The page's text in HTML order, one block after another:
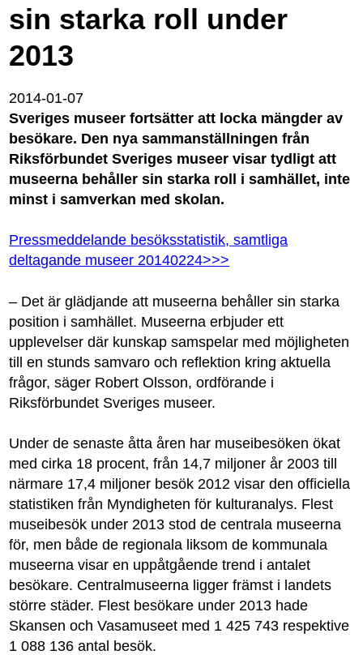
sin starka roll under
2013
2014-01-07
Sveriges museer fortsätter att locka mängder av
besökare. Den nya sammanställningen från
Riksförbundet Sveriges museer visar tydligt att
museerna behåller sin starka roll i samhället, inte
minst i samverkan med skolan.
Pressmeddelande besöksstatistik, samtliga
deltagande museer 20140224>>>
– Det är glädjande att museerna behåller sin starka
position i samhället. Museerna erbjuder ett
upplevelser där kunskap samspelar med möjligheten
till en stunds samvaro och reflektion kring aktuella
frågor, säger Robert Olsson, ordförande i
Riksförbundet Sveriges museer.
Under de senaste åtta åren har museibesöken ökat
med cirka 18 procent, från 14,7 miljoner år 2003 till
närmare 17,4 miljoner besök 2012 visar den officiella
statistiken från Myndigheten för kulturanalys. Flest
museibesök under 2013 stod de centrala museerna
för, men både de regionala liksom de kommunala
museerna visar en uppåtgående trend i antalet
besökare. Centralmuseerna ligger främst i landets
större städer. Flest besökare under 2013 hade
Skansen och Vasamuseet med 1 425 743 respektive
1 088 136 antal besök.